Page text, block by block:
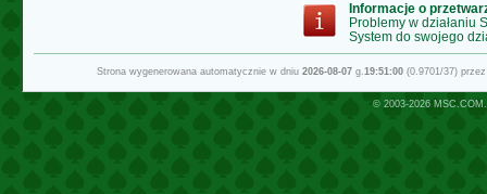
Informacje o
Problemy w działaniu
System do swojego
Strona wygenerowana automatycznie w dniu 2026-08-07g.19:51:00(0.9701/37)
© 2003-2026